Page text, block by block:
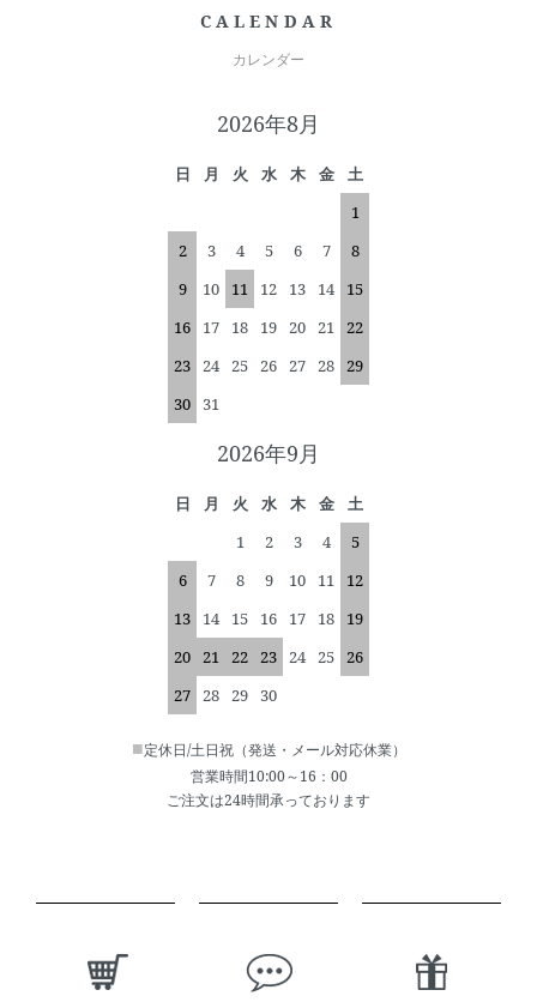
CALENDAR
カレンダー
2026年8月
日 月 火 水 木 金
土
1
2
3 4 5 6 7
8
9
10 11 12 13 14
15
16
17 18 19 20 21 22
23 24 25 26 27 28 29
30 31
2026年9月
日 月 火 水 木 金
土
1
2 3 4
5
6
7 8 9 10 11
12
13
14 15 16 17 18
19
20 21 22 23 24 25 26
27 28 29 30
■定休日/土日祝（発送・メール対応休業）
営業時間10:00～16：00
ご注文は24時間承っております